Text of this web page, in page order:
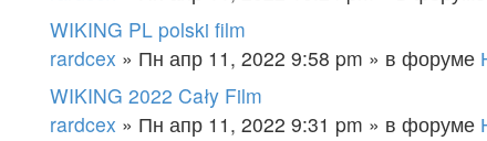
WIKING PL polski film
rardcex » Пн апр 11, 2022 9:58 pm » в форуме
WIKING 2022 Cały Film
rardcex » Пн апр 11, 2022 9:31 pm » в форуме